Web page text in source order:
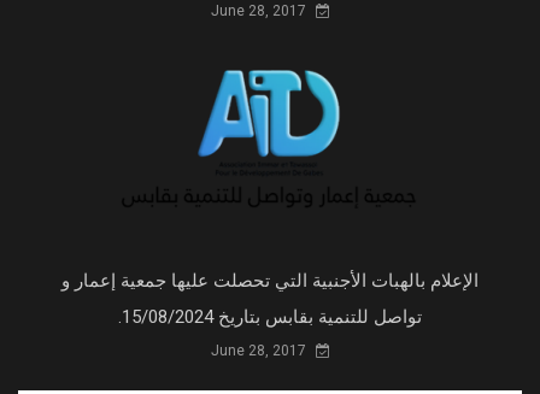
الإعلام بالهبات الأجنبية التي تحصلت عليها جمعية إعمار و
تواصل للتنمية بقابس بتاريخ 15/08/2024.